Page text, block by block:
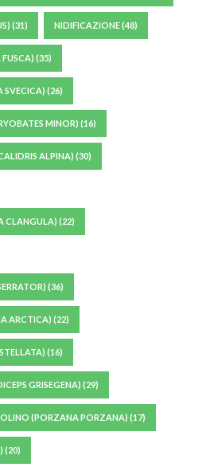
(31) NIDIFICAZIONE(48)
(35)
SVECICA) (26)
MINOR) (16)
ALPINA) (30)
CLANGULA) (22)
(36)
ARCTICA) (22)
(16)
GRISEGENA) (29)
(PORZANA PORZANA) (17)
(20)